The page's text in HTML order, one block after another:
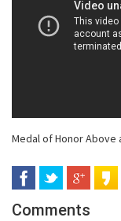
Medal of Honor Above
Comments